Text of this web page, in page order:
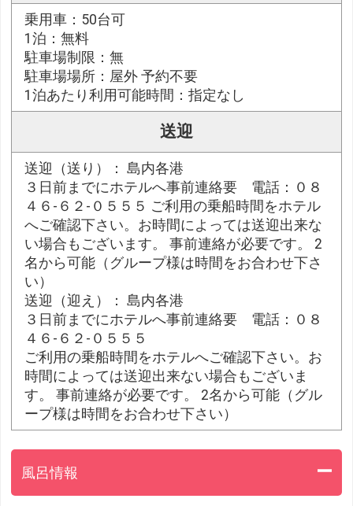
乗用車：50台可
1泊：無料
駐車場制限：無
駐車場場所：屋外 予約不要
1泊あたり利用可能時間：指定なし
送迎
送迎（送り）： 島内各港
３日前までにホテルへ事前連絡要 電話：０８
４６-６２-０５５５ ご利用の乗船時間をホテル
へご確認下さい。お時間によっては送迎出来な
い場合もございます。 事前連絡が必要です。 2
名から可能（グループ様は時間をお合わせ下さ
い）
送迎（迎え）： 島内各港
３日前までにホテルへ事前連絡要 電話：０８
４６-６２-０５５５
ご利用の乗船時間をホテルへご確認下さい。お
時間によっては送迎出来ない場合もございま
す。 事前連絡が必要です。 2名から可能（グル
ープ様は時間をお合わせ下さい）
風呂情報